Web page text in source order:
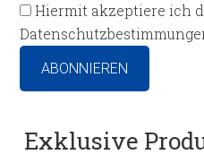
Hiermit akzeptiere ich
Exklusive